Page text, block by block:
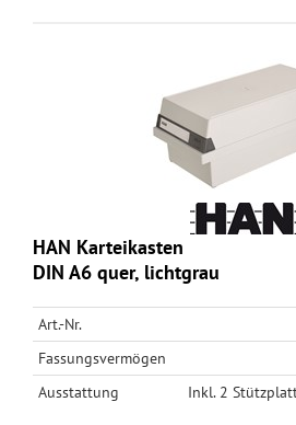
HAN Karteikasten
DIN A6 quer, lichtgrau
Art.-Nr.
Fassungsvermögen
Ausstattung
Inkl. 2